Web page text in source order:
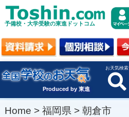
予備校・大学受験の東進ドットコム
Produced by 東進
お天気検索
Home > 福岡県 > 朝倉市